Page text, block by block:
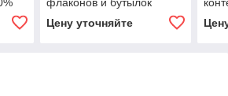
CW
флаконов и бутылок
Цену уточняйте